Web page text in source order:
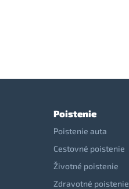
Poistenie
Poistenie auta
Cestovné poistenie
Životné poistenie
Zdravotné poistenie